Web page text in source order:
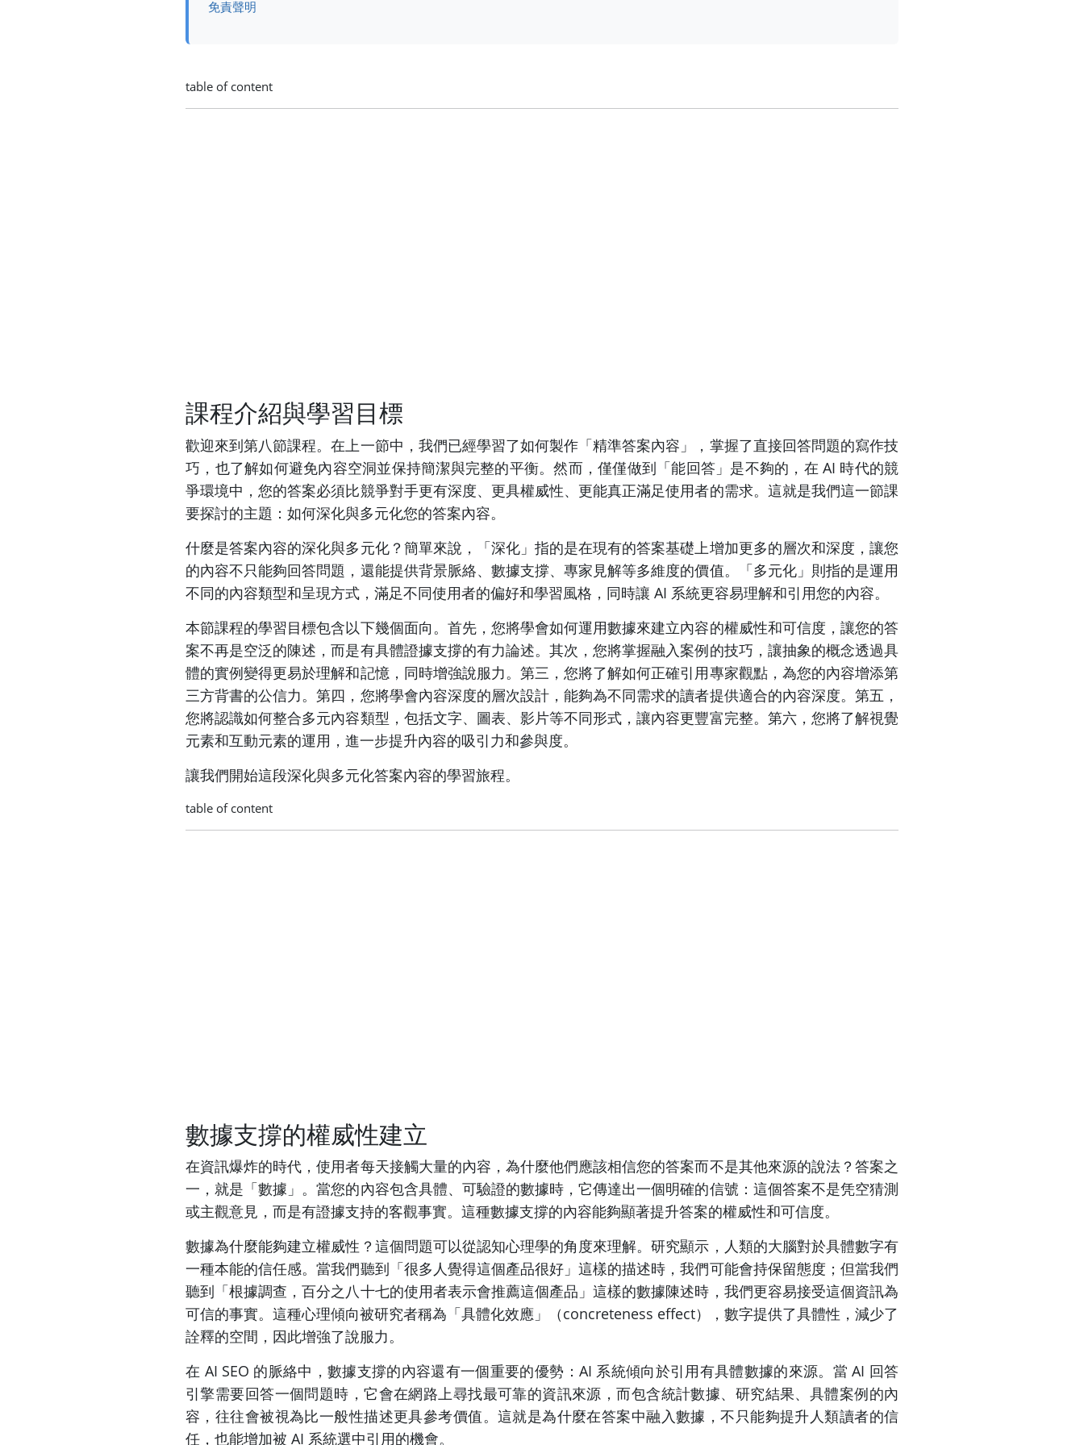
免責聲明
table of content
課程介紹與學習目標
歡迎來到第八節課程。在上一節中，我們已經學習了如何製作「精準答案內容」，掌握了直接回答問題的寫作技
巧，也了解如何避免內容空洞並保持簡潔與完整的平衡。然而，僅僅做到「能回答」是不夠的，在 AI 時代的競
爭環境中，您的答案必須比競爭對手更有深度、更具權威性、更能真正滿足使用者的需求。這就是我們這一節課
要探討的主題：如何深化與多元化您的答案內容。
什麼是答案內容的深化與多元化？簡單來說，「深化」指的是在現有的答案基礎上增加更多的層次和深度，讓您
的內容不只能夠回答問題，還能提供背景脈絡、數據支撐、專家見解等多維度的價值。「多元化」則指的是運用
不同的內容類型和呈現方式，滿足不同使用者的偏好和學習風格，同時讓 AI 系統更容易理解和引用您的內容。
本節課程的學習目標包含以下幾個面向。首先，您將學會如何運用數據來建立內容的權威性和可信度，讓您的答
案不再是空泛的陳述，而是有具體證據支撐的有力論述。其次，您將掌握融入案例的技巧，讓抽象的概念透過具
體的實例變得更易於理解和記憶，同時增強說服力。第三，您將了解如何正確引用專家觀點，為您的內容增添第
三方背書的公信力。第四，您將學會內容深度的層次設計，能夠為不同需求的讀者提供適合的內容深度。第五，
您將認識如何整合多元內容類型，包括文字、圖表、影片等不同形式，讓內容更豐富完整。第六，您將了解視覺
元素和互動元素的運用，進一步提升內容的吸引力和參與度。
讓我們開始這段深化與多元化答案內容的學習旅程。
table of content
數據支撐的權威性建立
在資訊爆炸的時代，使用者每天接觸大量的內容，為什麼他們應該相信您的答案而不是其他來源的說法？答案之
一，就是「數據」。當您的內容包含具體、可驗證的數據時，它傳達出一個明確的信號：這個答案不是凭空猜測
或主觀意見，而是有證據支持的客觀事實。這種數據支撐的內容能夠顯著提升答案的權威性和可信度。
數據為什麼能夠建立權威性？這個問題可以從認知心理學的角度來理解。研究顯示，人類的大腦對於具體數字有
一種本能的信任感。當我們聽到「很多人覺得這個產品很好」這樣的描述時，我們可能會持保留態度；但當我們
聽到「根據調查，百分之八十七的使用者表示會推薦這個產品」這樣的數據陳述時，我們更容易接受這個資訊為
可信的事實。這種心理傾向被研究者稱為「具體化效應」（concreteness effect），數字提供了具體性，減少了
詮釋的空間，因此增強了說服力。
在 AI SEO 的脈絡中，數據支撐的內容還有一個重要的優勢：AI 系統傾向於引用有具體數據的來源。當 AI 回答
引擎需要回答一個問題時，它會在網路上尋找最可靠的資訊來源，而包含統計數據、研究結果、具體案例的內
容，往往會被視為比一般性描述更具參考價值。這就是為什麼在答案中融入數據，不只能夠提升人類讀者的信
任，也能增加被 AI 系統選中引用的機會。